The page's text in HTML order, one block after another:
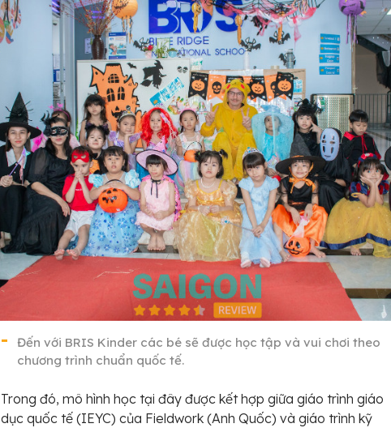
Đến với BRIS Kinder các bé sẽ được học tập và vui chơi theo
chương trình chuẩn quốc tế.
Trong đó, mô hình học tại đây được kết hợp giữa giáo trình giáo
dục quốc tế (IEYC) của Fieldwork (Anh Quốc) và giáo trình kỹ